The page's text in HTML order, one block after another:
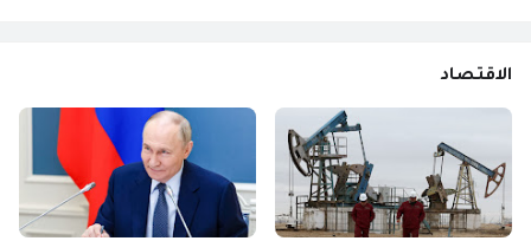
الاقتصاد